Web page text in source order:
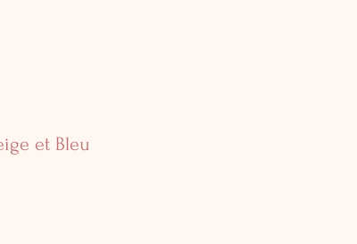
et Bleu